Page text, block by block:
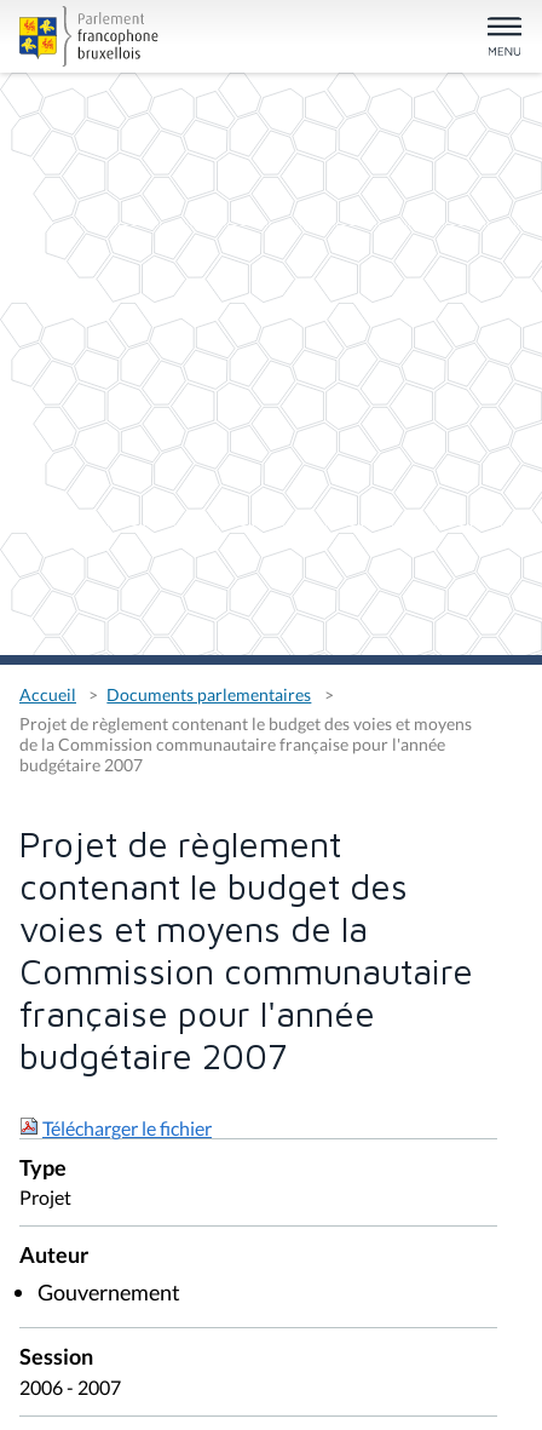
Accueil
Documents parlementaires
Projet de règlement contenant le budget des voies et moyens
de la Commission communautaire française pour l'année
budgétaire 2007
Projet de règlement
contenant le budget des
voies et moyens de la
Commission communautaire
française pour l'année
budgétaire 2007
Télécharger le fichier
Type
Projet
Auteur
Gouvernement
Session
2006 - 2007